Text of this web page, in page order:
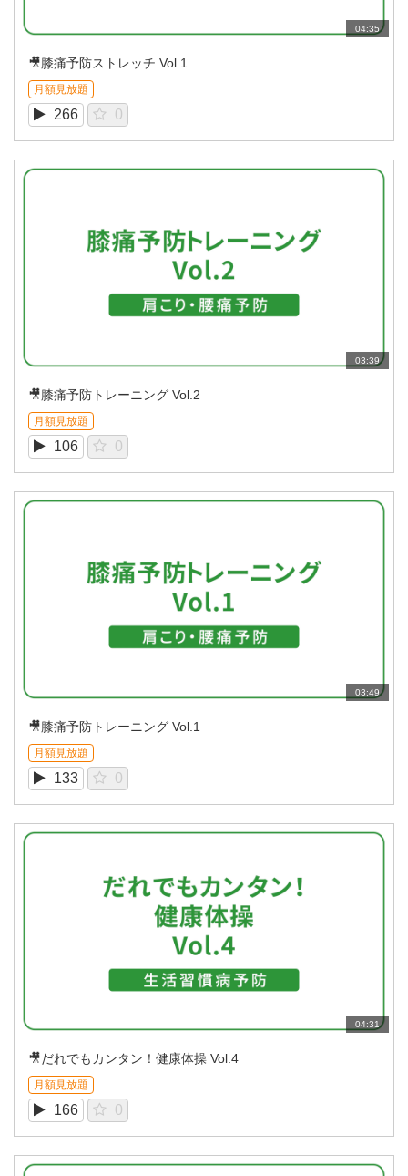
04:35
🎥膝痛予防ストレッチ Vol.1
月額見放題
266 0
03:39
🎥膝痛予防トレーニング Vol.2
月額見放題
106 0
03:49
🎥膝痛予防トレーニング Vol.1
月額見放題
133 0
04:31
🎥だれでもカンタン！健康体操 Vol.4
月額見放題
166 0